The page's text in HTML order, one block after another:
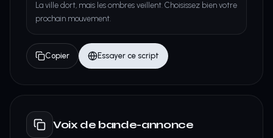
La ville dort, mais les ombres veillent. Choisissez bien votre
prochain mouvement.
Copier Essayer ce script
Voix de bande-annonce